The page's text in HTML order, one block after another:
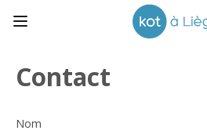
Contact
Nom